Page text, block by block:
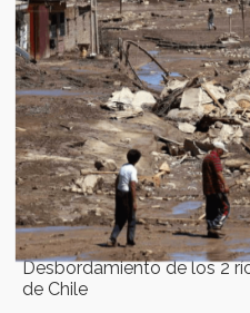
Desbordamiento de los 2
de Chile